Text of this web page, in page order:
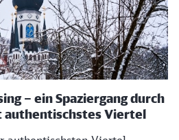
– ein Spaziergang durch
authentischstes Viertel